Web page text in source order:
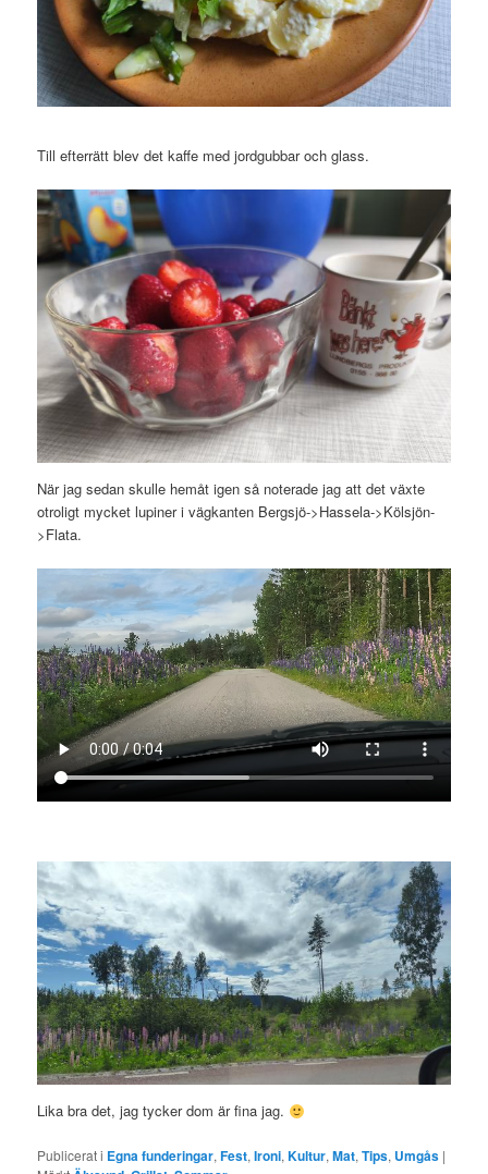
Till efterrätt blev det kaffe med jordgubbar och glass.
När jag sedan skulle hemåt igen så noterade jag att det växte
otroligt mycket lupiner i vägkanten Bergsjö->Hassela->Kölsjön-
>Flata.
Lika bra det, jag tycker dom är fina jag.
Publicerat i Egna funderingar,Fest,Ironi,Kultur,Mat,Tips, Umgås |